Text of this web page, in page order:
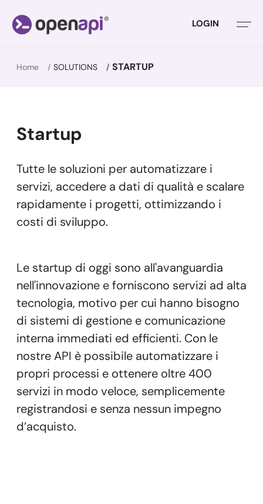
LOGIN
Home SOLUTIONS STARTUP
Startup
Tutte le soluzioni per automatizzare i
servizi, accedere a dati di qualità e scalare
rapidamente i progetti, ottimizzando i
costi di sviluppo.
Le startup di oggi sono all'avanguardia
nell'innovazione e forniscono servizi ad alta
tecnologia, motivo per cui hanno bisogno
di sistemi di gestione e comunicazione
interna immediati ed efficienti. Con le
nostre API è possibile automatizzare i
propri processi e ottenere oltre 400
servizi in modo veloce, semplicemente
registrandosi e senza nessun impegno
d’acquisto.